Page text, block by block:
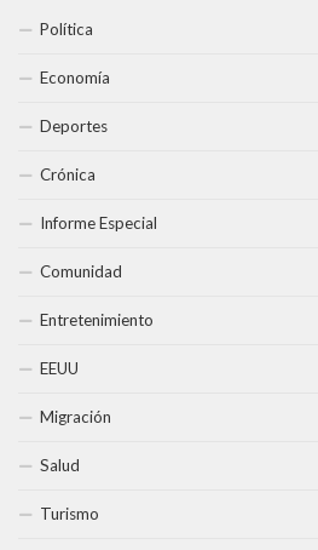
Política
Economía
Deportes
Crónica
Informe Especial
Comunidad
Entretenimiento
EEUU
Migración
Salud
Turismo